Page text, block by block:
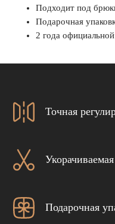
Подходит под
Подарочная
2 года
Точная
Подарочная